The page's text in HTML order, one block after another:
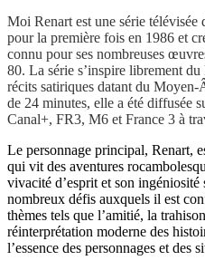
Moi Renart est une série télévisée
pour la première fois en 1986 et
connu pour ses nombreuses
80. La série s’inspire librement
récits satiriques datant du
de 24 minutes, elle a été diffusée
Canal+, FR3, M6 et France 3 à
Le personnage principal, Renart,
qui vit des aventures
vivacité d’esprit et son ingéniosité
nombreux défis auxquels il est
thèmes tels que l’amitié, la
réinterprétation moderne des
l’essence des personnages et des